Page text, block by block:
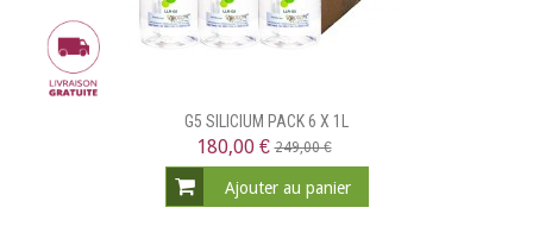
G5 SILICIUM PACK 6 X 1L
180,00 €249,00 €
Ajouter au panier